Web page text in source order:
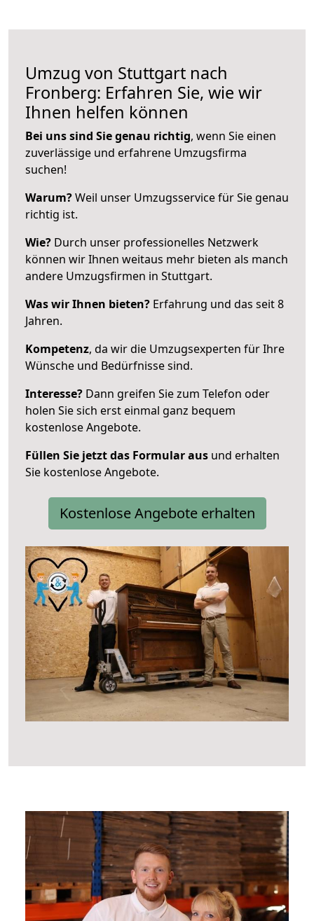
Umzug von Stuttgart nach
Fronberg: Erfahren Sie, wie wir
Ihnen helfen können
Bei uns sind Sie genau richtig, wenn Sie einen
zuverlässige und erfahrene Umzugsfirma
suchen!
Warum?Weil unser Umzugsservice für Sie genau
richtig ist.
Wie? Durch unser professionelles Netzwerk
können wir Ihnen weitaus mehr bieten als manch
andere Umzugsfirmen in Stuttgart.
Was wir Ihnen bieten? Erfahrung und das seit 8
Jahren.
Kompetenz, da wir die Umzugsexperten für Ihre
Wünsche und Bedürfnisse sind.
Interesse? Dann greifen Sie zum Telefon oder
holen Sie sich erst einmal ganz bequem
kostenlose Angebote.
Füllen Sie jetzt das Formular aus und erhalten
Sie kostenlose Angebote.
Kostenlose Angebote erhalten